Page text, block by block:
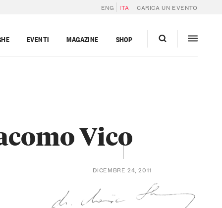
ENG ITA CARICA UN EVENTO
EVENTI MAGAZINE SHOP
Vico
DICEMBRE 24, 2011